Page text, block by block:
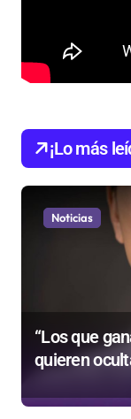
¡Lo más
Noticias
“Los que
quieren
Colegio de
“Ley